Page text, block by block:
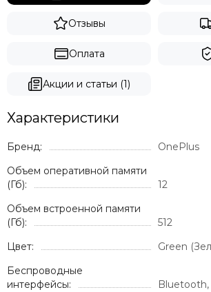
Отзывы
Оплата
Акции и статьи (1)
Характеристики
Бренд:
OnePlus
Объем оперативной памяти
(Гб):
12
Объем встроенной памяти
(Гб):
512
Цвет:
Green
Беспроводные
интерфейсы:
Bluetooth,